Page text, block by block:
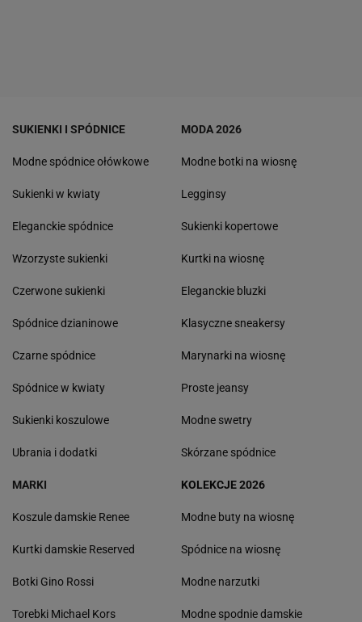
SUKIENKI I SPÓDNICE
Modne spódnice ołówkowe
Sukienki w kwiaty
Eleganckie spódnice
Wzorzyste sukienki
Czerwone sukienki
Spódnice dzianinowe
Czarne spódnice
Spódnice w kwiaty
Sukienki koszulowe
Ubrania i dodatki
MODA 2026
Modne botki na wiosnę
Legginsy
Sukienki kopertowe
Kurtki na wiosnę
Eleganckie bluzki
Klasyczne sneakersy
Marynarki na wiosnę
Proste jeansy
Modne swetry
Skórzane spódnice
MARKI
Koszule damskie Renee
Kurtki damskie Reserved
Botki Gino Rossi
Torebki Michael Kors
KOLEKCJE 2026
Modne buty na wiosnę
Spódnice na wiosnę
Modne narzutki
Modne spodnie damskie